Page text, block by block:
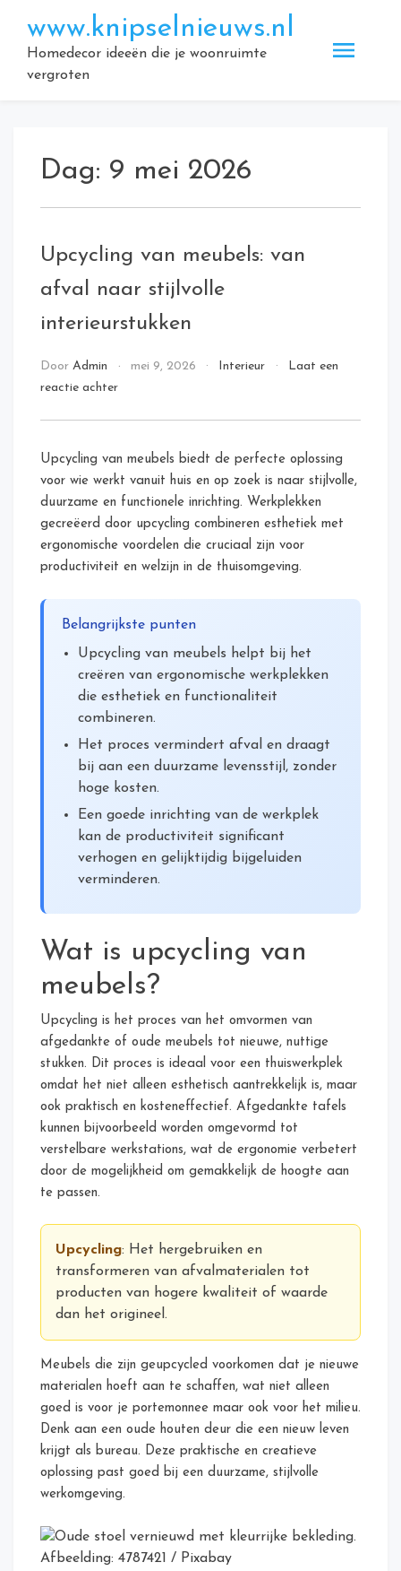
naar
inhoud
www.knipselnieuws.nl
Homedecor ideeën die je woonruimte
vergroten
Dag: 9 mei 2026
Upcycling van meubels: van
afval naar stijlvolle
interieurstukken
Door Admin mei 9, 2026 Interieur
Laat een
reactie achterop
van
van
afval
naar
interieurstukken
Upcycling van meubels biedt de perfecte oplossing
voor wie werkt vanuit huis en op zoek is naar stijlvolle,
duurzame en functionele inrichting. Werkplekken
gecreëerd door upcycling combineren esthetiek met
ergonomische voordelen die cruciaal zijn voor
productiviteit en welzijn in de thuisomgeving.
Belangrijkste punten
Upcycling van meubels helpt bij het
creëren van ergonomische werkplekken
die esthetiek en functionaliteit
combineren.
Het proces vermindert afval en draagt
bij aan een duurzame levensstijl, zonder
hoge kosten.
Een goede inrichting van de werkplek
kan de productiviteit significant
verhogen en gelijktijdig bijgeluiden
verminderen.
Wat is upcycling van
meubels?
Upcycling is het proces van het omvormen van
afgedankte of oude meubels tot nieuwe, nuttige
stukken. Dit proces is ideaal voor een thuiswerkplek
omdat het niet alleen esthetisch aantrekkelijk is, maar
ook praktisch en kosteneffectief. Afgedankte tafels
kunnen bijvoorbeeld worden omgevormd tot
verstelbare werkstations, wat de ergonomie verbetert
door de mogelijkheid om gemakkelijk de hoogte aan
te passen.
Upcycling: Het hergebruiken en
transformeren van afvalmaterialen tot
producten van hogere kwaliteit of waarde
dan het origineel.
Meubels die zijn geupcycled voorkomen dat je nieuwe
materialen hoeft aan te schaffen, wat niet alleen
goed is voor je portemonnee maar ook voor het milieu.
Denk aan een oude houten deur die een nieuw leven
krijgt als bureau. Deze praktische en creatieve
oplossing past goed bij een duurzame, stijlvolle
werkomgeving.
Afbeelding: 4787421 / Pixabay